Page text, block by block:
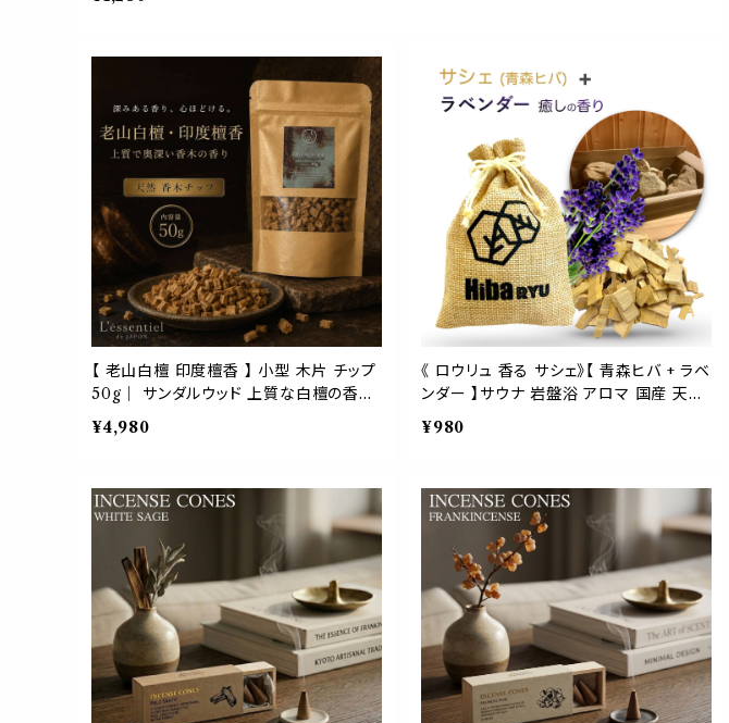
【 老山白檀 印度檀香 】 小型 木片 チップ
50g｜ サンダルウッド 上質な白檀の香木
天然 インド産 ヨガ 瞑想 アロマ ディフュ
ーザー サシェ お香 原料
¥4,980
《 ロウリュ 香る サシェ》【 青森ヒバ + ラベ
ンダー 】サウナ 岩盤浴 アロマ 国産 天然
体験 防虫 害虫 除け 脱臭 消臭 ポプリ 麻
袋 匂い袋 靴箱 シューズ トイレ クローゼ
¥980